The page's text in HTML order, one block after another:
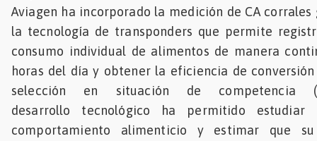
Aviagen ha incorporado la medición de CA
la tecnología de transponders que permite
consumo individual de alimentos de manera
horas del día y obtener la eficiencia de
selección en situación de competencia
desarrollo tecnológico ha permitido
comportamiento alimenticio y estimar que